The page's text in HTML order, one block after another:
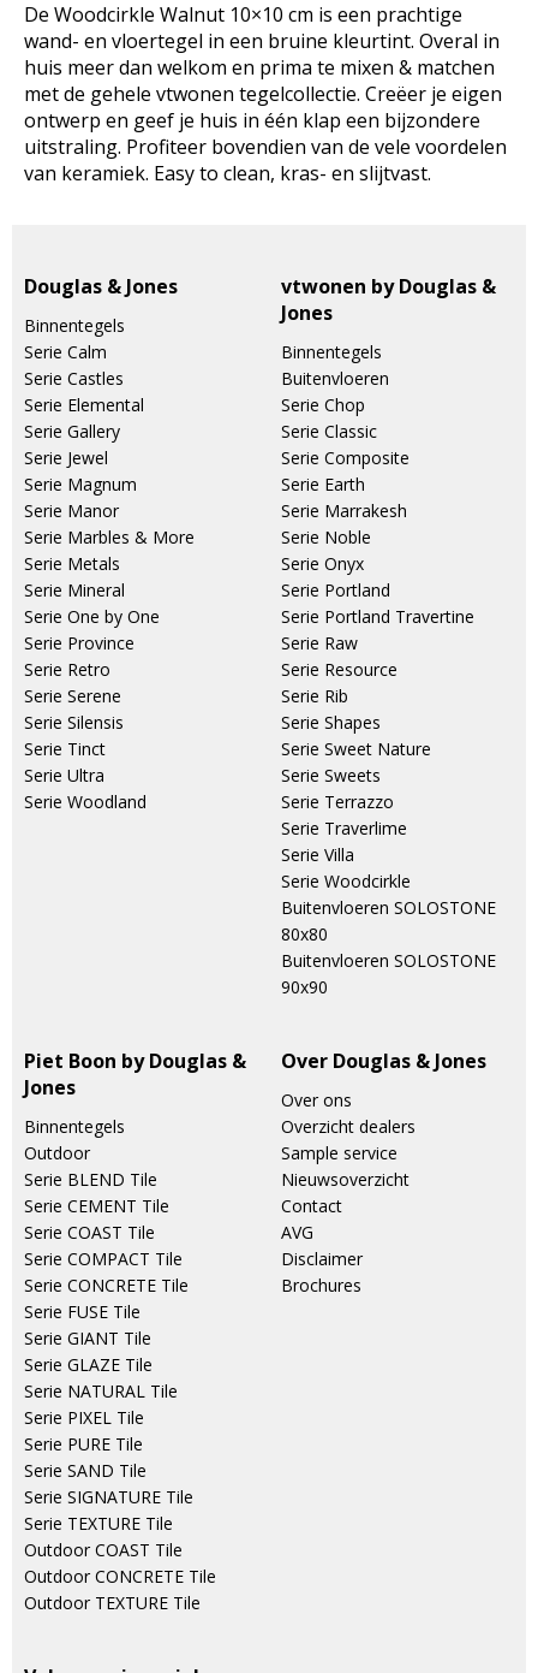
De Woodcirkle Walnut 10×10 cm is een prachtige
wand- en vloertegel in een bruine kleurtint. Overal in
huis meer dan welkom en prima te mixen & matchen
met de gehele vtwonen tegelcollectie. Creëer je eigen
ontwerp en geef je huis in één klap een bijzondere
uitstraling. Profiteer bovendien van de vele voordelen
van keramiek. Easy to clean, kras- en slijtvast.
Douglas & Jones
Binnentegels
Serie Calm
Serie Castles
Serie Elemental
Serie Gallery
Serie Jewel
Serie Magnum
Serie Manor
Serie Marbles & More
Serie Metals
Serie Mineral
Serie One by One
Serie Province
Serie Retro
Serie Serene
Serie Silensis
Serie Tinct
Serie Ultra
Serie Woodland
vtwonen by Douglas &
Jones
Binnentegels
Buitenvloeren
Serie Chop
Serie Classic
Serie Composite
Serie Earth
Serie Marrakesh
Serie Noble
Serie Onyx
Serie Portland
Serie Portland Travertine
Serie Raw
Serie Resource
Serie Rib
Serie Shapes
Serie Sweet Nature
Serie Sweets
Serie Terrazzo
Serie Traverlime
Serie Villa
Serie Woodcirkle
Buitenvloeren SOLOSTONE
80x80
Buitenvloeren SOLOSTONE
90x90
Piet Boon by Douglas &
Jones
Binnentegels
Outdoor
Serie BLEND Tile
Serie CEMENT Tile
Serie COAST Tile
Serie COMPACT Tile
Serie CONCRETE Tile
Serie FUSE Tile
Serie GIANT Tile
Serie GLAZE Tile
Serie NATURAL Tile
Serie PIXEL Tile
Serie PURE Tile
Serie SAND Tile
Serie SIGNATURE Tile
Serie TEXTURE Tile
Outdoor COAST Tile
Outdoor CONCRETE Tile
Outdoor TEXTURE Tile
Over Douglas & Jones
Over ons
Overzicht dealers
Sample service
Nieuwsoverzicht
Contact
AVG
Disclaimer
Brochures